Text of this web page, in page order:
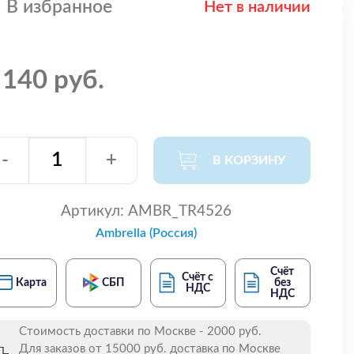
В избранное Нет в наличии
руб.
- + В КОРЗИНУ
Артикул: AMBR_TR4526
Ambrella (Россия)
Карта СБП
Счёт с
НДС
Счёт
без
НДС
Стоимость доставки по Москве - 2000 руб.
Для заказов от 15000 руб. доставка по Москве